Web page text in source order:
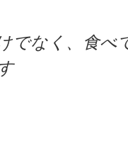
でなく、食べ